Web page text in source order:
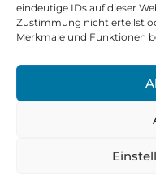
eindeutige IDs auf dieser
Zustimmung nicht erteilst
Merkmale und Funktionen
BT-IT GmbH